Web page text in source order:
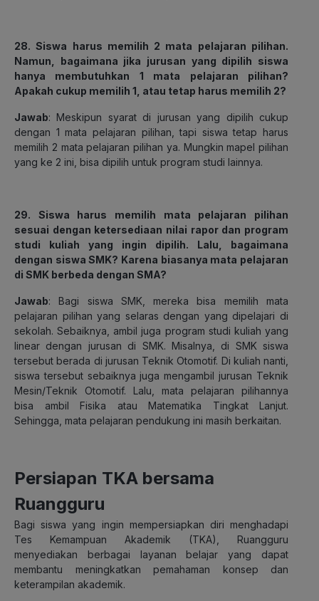
28. Siswa harus memilih 2 mata pelajaran pilihan.
Namun, bagaimana jika jurusan yang dipilih siswa
hanya membutuhkan 1 mata pelajaran pilihan?
Apakah cukup memilih 1, atau tetap harus memilih 2?
Jawab: Meskipun syarat di jurusan yang dipilih cukup
dengan 1 mata pelajaran pilihan, tapi siswa tetap harus
memilih 2 mata pelajaran pilihan ya. Mungkin mapel pilihan
yang ke 2 ini, bisa dipilih untuk program studi lainnya.
29. Siswa harus memilih mata pelajaran pilihan
sesuai dengan ketersediaan nilai rapor dan program
studi kuliah yang ingin dipilih. Lalu, bagaimana
dengan siswa SMK? Karena biasanya mata pelajaran
di SMK berbeda dengan SMA?
Jawab: Bagi siswa SMK, mereka bisa memilih mata
pelajaran pilihan yang selaras dengan yang dipelajari di
sekolah. Sebaiknya, ambil juga program studi kuliah yang
linear dengan jurusan di SMK. Misalnya, di SMK siswa
tersebut berada di jurusan Teknik Otomotif. Di kuliah nanti,
siswa tersebut sebaiknya juga mengambil jurusan Teknik
Mesin/Teknik Otomotif. Lalu, mata pelajaran pilihannya
bisa ambil Fisika atau Matematika Tingkat Lanjut.
Sehingga, mata pelajaran pendukung ini masih berkaitan.
Persiapan TKA bersama
Ruangguru
Bagi siswa yang ingin mempersiapkan diri menghadapi
Tes Kemampuan Akademik (TKA), Ruangguru
menyediakan berbagai layanan belajar yang dapat
membantu meningkatkan pemahaman konsep dan
keterampilan akademik.